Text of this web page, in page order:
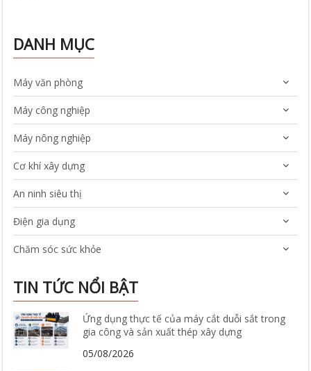
DANH MỤC
Máy văn phòng
Máy công nghiệp
Máy nông nghiệp
Cơ khí xây dựng
An ninh siêu thị
Điện gia dụng
Chăm sóc sức khỏe
TIN TỨC NỔI BẬT
Ứng dụng thực tế của máy cắt duỗi sắt trong
gia công và sản xuất thép xây dựng
05/08/2026